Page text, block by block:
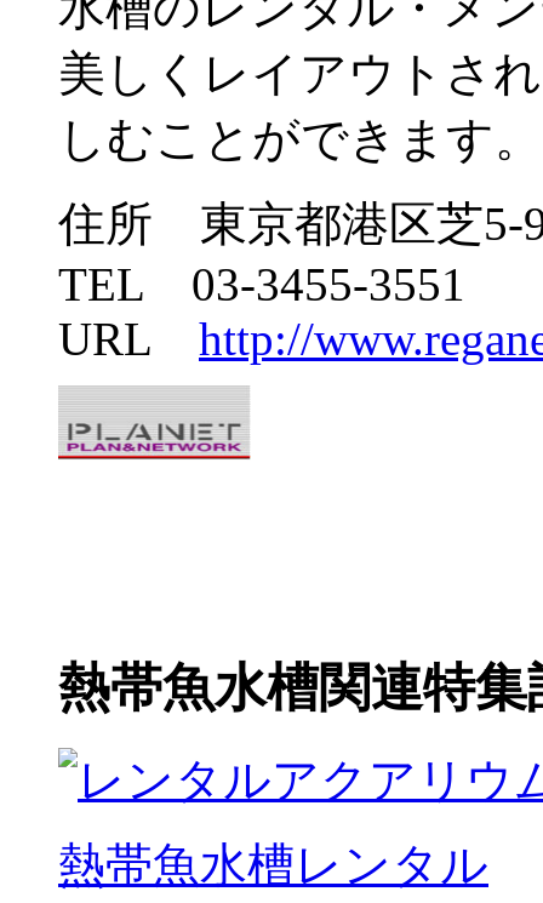
美しくレイアウトさ
しむことができます。
住所 東京都港区芝5-
TEL 03-3455-3551
URL http://
熱帯魚水槽関連特集
熱帯魚水槽レンタル